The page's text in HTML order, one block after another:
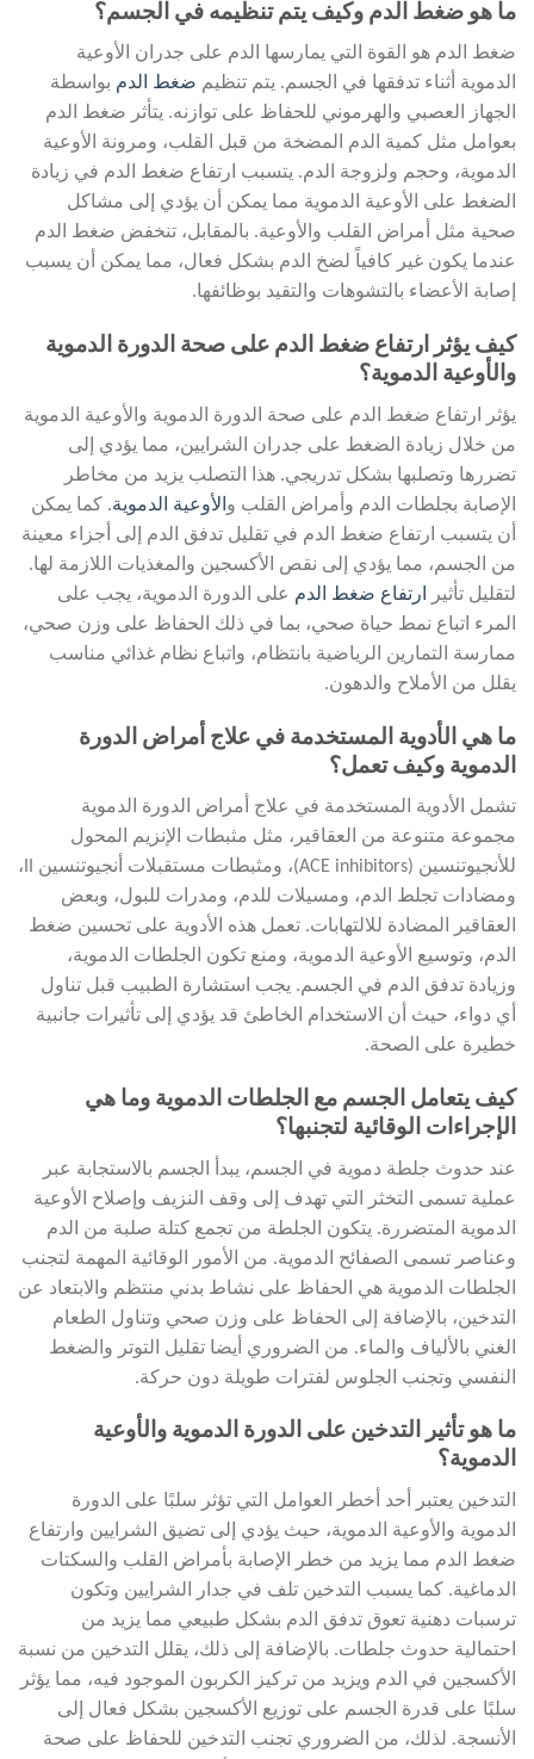
ما هو ضغط الدم وكيف يتم تنظيمه في الجسم؟
ضغط الدم هو القوة التي يمارسها الدم على جدران الأوعية
الدموية أثناء تدفقها في الجسم. يتم تنظيم ضغط الدم بواسطة
الجهاز العصبي والهرموني للحفاظ على توازنه. يتأثر ضغط الدم
بعوامل مثل كمية الدم المضخة من قبل القلب، ومرونة الأوعية
الدموية، وحجم ولزوجة الدم. يتسبب ارتفاع ضغط الدم في زيادة
الضغط على الأوعية الدموية مما يمكن أن يؤدي إلى مشاكل
صحية مثل أمراض القلب والأوعية. بالمقابل، تنخفض ضغط الدم
عندما يكون غير كافياً لضخ الدم بشكل فعال، مما يمكن أن يسبب
إصابة الأعضاء بالتشوهات والتقيد بوظائفها.
كيف يؤثر ارتفاع ضغط الدم على صحة الدورة الدموية
والأوعية الدموية؟
يؤثر ارتفاع ضغط الدم على صحة الدورة الدموية والأوعية الدموية
من خلال زيادة الضغط على جدران الشرايين، مما يؤدي إلى
تضررها وتصلبها بشكل تدريجي. هذا التصلب يزيد من مخاطر
الإصابة بجلطات الدم وأمراض القلب و الأوعية الدموية. كما يمكن
أن يتسبب ارتفاع ضغط الدم في تقليل تدفق الدم إلى أجزاء معينة
من الجسم، مما يؤدي إلى نقص الأكسجين والمغذيات اللازمة لها.
لتقليل تأثير
ارتفاع ضغط الدم على الدورة الدموية، يجب على
المرء اتباع نمط حياة صحي، بما في ذلك الحفاظ على وزن صحي،
ممارسة التمارين الرياضية بانتظام، واتباع نظام غذائي مناسب
يقلل من الأملاح والدهون.
ما هي الأدوية المستخدمة في علاج أمراض الدورة
الدموية وكيف تعمل؟
تشمل الأدوية المستخدمة في علاج أمراض الدورة الدموية
مجموعة متنوعة من العقاقير، مثل مثبطات الإنزيم المحول
للأنجيوتنسين (ACE inhibitors)، ومثبطات مستقبلات أنجيوتنسين II،
ومضادات تجلط الدم، ومسيلات للدم، ومدرات للبول، وبعض
العقاقير المضادة للالتهابات. تعمل هذه الأدوية على تحسين ضغط
الدم، وتوسيع الأوعية الدموية، ومنع تكون الجلطات الدموية،
وزيادة تدفق الدم في الجسم. يجب استشارة الطبيب قبل تناول
أي دواء، حيث أن الاستخدام الخاطئ قد يؤدي إلى تأثيرات جانبية
خطيرة على الصحة.
كيف يتعامل الجسم مع الجلطات الدموية وما هي
الإجراءات الوقائية لتجنبها؟
عند حدوث جلطة دموية في الجسم، يبدأ الجسم بالاستجابة عبر
عملية تسمى التخثر التي تهدف إلى وقف النزيف وإصلاح الأوعية
الدموية المتضررة. يتكون الجلطة من تجمع كتلة صلبة من الدم
وعناصر تسمى الصفائح الدموية. من الأمور الوقائية المهمة لتجنب
الجلطات الدموية هي الحفاظ على نشاط بدني منتظم والابتعاد عن
التدخين، بالإضافة إلى الحفاظ على وزن صحي وتناول الطعام
الغني بالألياف والماء. من الضروري أيضا تقليل التوتر والضغط
النفسي وتجنب الجلوس لفترات طويلة دون حركة.
ما هو تأثير التدخين على الدورة الدموية والأوعية
الدموية؟
التدخين يعتبر أحد أخطر العوامل التي تؤثر سلبًا على الدورة
الدموية والأوعية الدموية، حيث يؤدي إلى تضيق الشرايين وارتفاع
ضغط الدم مما يزيد من خطر الإصابة بأمراض القلب والسكتات
الدماغية. كما يسبب التدخين تلف في جدار الشرايين وتكون
ترسبات دهنية تعوق تدفق الدم بشكل طبيعي مما يزيد من
احتمالية حدوث جلطات. بالإضافة إلى ذلك، يقلل التدخين من نسبة
الأكسجين في الدم ويزيد من تركيز الكربون الموجود فيه، مما يؤثر
سلبًا على قدرة الجسم على توزيع الأكسجين بشكل فعال إلى
الأنسجة. لذلك، من الضروري تجنب التدخين للحفاظ على صحة